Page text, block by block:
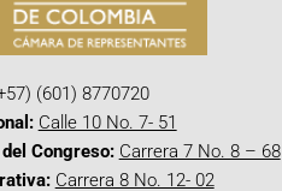
(601) 8770720
Calle 10 No. 7- 51
Congreso: Carrera 7 No. 8 – 68
Carrera 8 No. 12- 02